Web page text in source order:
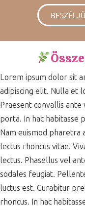
Lorem ipsum dolor sit
adipiscing elit. Nulla et
Praesent convallis ante
porta. In hac habitasse
Nam euismod pharetra
lectus rhoncus vitae.
lectus. Phasellus vel
sodales feugiat.
luctus est. Curabitur
rhoncus. In hac